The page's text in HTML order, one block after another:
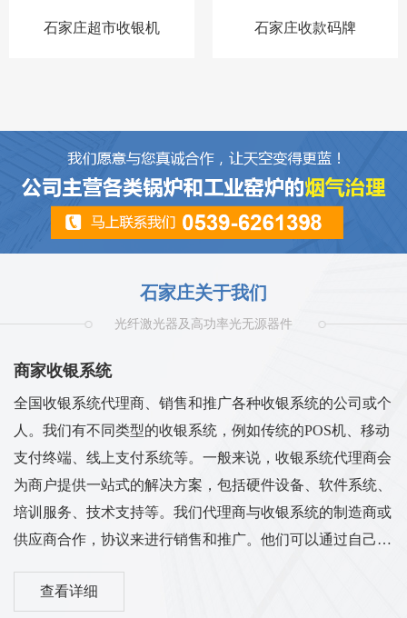
石家庄超市收银机 石家庄收款码牌
石家庄关于我们
光纤激光器及高功率光无源器件
商家收银系统
全国收银系统代理商、销售和推广各种收银系统的公司或个
人。我们有不同类型的收银系统，例如传统的POS机、移动
支付终端、线上支付系统等。一般来说，收银系统代理商会
为商户提供一站式的解决方案，包括硬件设备、软件系统、
培训服务、技术支持等。我们代理商与收银系统的制造商或
供应商合作，协议来进行销售和推广。他们可以通过自己的
实现销售和服务的业务目标。我们的工作范围和服务内容可
查看详细